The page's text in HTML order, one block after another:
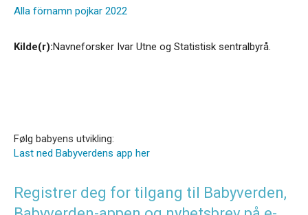
Alla förnamn pojkar 2022
Kilde(r):Navneforsker Ivar Utne og Statistisk sentralbyrå.
Følg babyens utvikling:
Last ned Babyverdens app her
Registrer deg for tilgang til Babyverden,